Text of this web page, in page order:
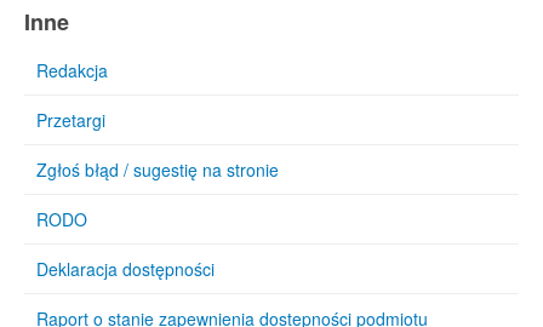
Inne
Redakcja
Przetargi
Zgłoś błąd / sugestię na stronie
RODO
Deklaracja dostępności
Raport o stanie zapewnienia dostepności podmiotu